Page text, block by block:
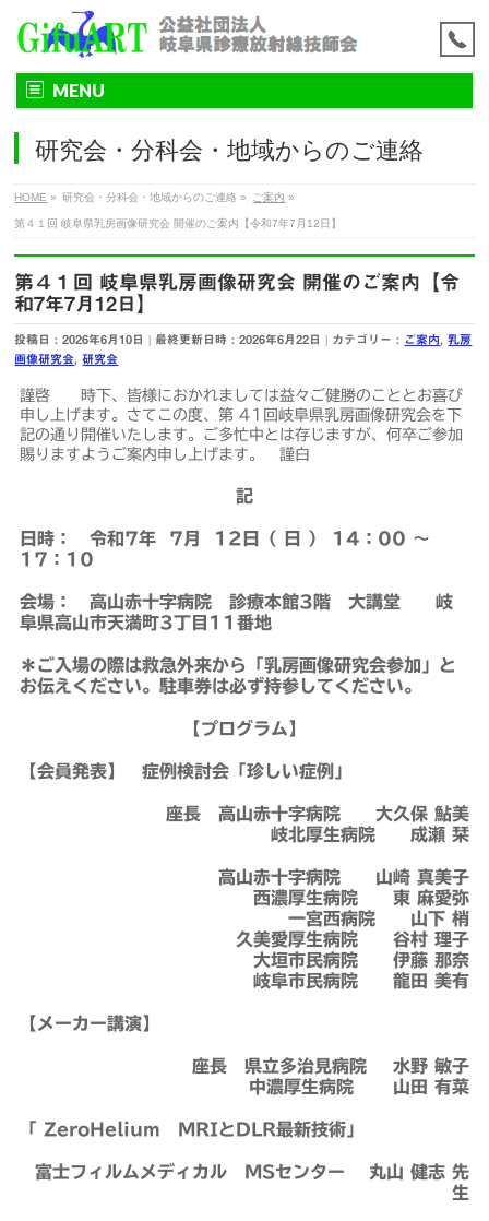
MENU
研究会・分科会・地域からのご連絡
HOME » 研究会・分科会・地域からのご連絡 » ご案内 »
第４１回 岐阜県乳房画像研究会 開催のご案内【令和7年7月12日】
第４１回 岐阜県乳房画像研究会 開催のご案内【令
和7年7月12日】
投稿日 : 2026年6月10日 最終更新日時 : 2026年6月22日 カテゴリー : ご案内 ,乳房
画像研究会
,研究会
謹啓 時下、皆様におかれましては益々ご健勝のこととお喜び
申し上げます。さてこの度、第 41回岐阜県乳房画像研究会を下
記の通り開催いたします。ご多忙中とは存じますが、何卒ご参加
賜りますようご案内申し上げます。 謹白
記
日時： 令和7年 7月 12日（ 日 ） 14：00 ～
17：10
会場： 高山赤十字病院 診療本館3階 大講堂 岐
阜県高山市天満町3丁目11番地
＊ご入場の際は救急外来から「乳房画像研究会参加」と
お伝えください。駐車券は必ず持参してください。
【プログラム】
【会員発表】 症例検討会「珍しい症例」
座長 高山赤十字病院 大久保 鮎美
岐北厚生病院 成瀬 栞
高山赤十字病院 山崎 真美子
西濃厚生病院 東 麻愛弥
一宮西病院 山下 梢
久美愛厚生病院 谷村 理子
大垣市民病院 伊藤 那奈
岐阜市民病院 龍田 美有
【メーカー講演】
座長 県立多治見病院 水野 敏子
中濃厚生病院 山田 有菜
「 ZeroHelium MRIとDLR最新技術」
富士フィルムメディカル MSセンター 丸山 健志 先
生